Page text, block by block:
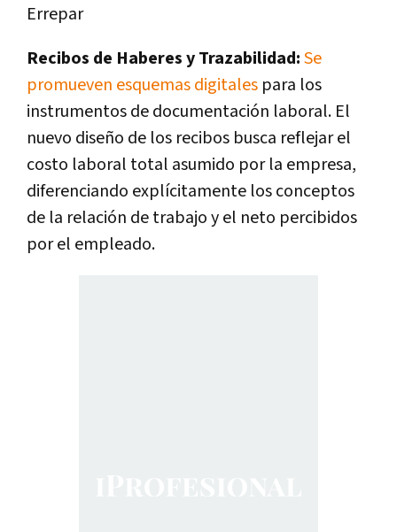
Errepar
Recibos de Haberes y Trazabilidad:Se
promueven esquemas digitales para los
instrumentos de documentación laboral. El
nuevo diseño de los recibos busca reflejar el
costo laboral total asumido por la empresa,
diferenciando explícitamente los conceptos
de la relación de trabajo y el neto percibidos
por el empleado.